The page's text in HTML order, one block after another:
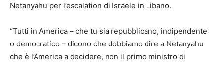
Netanyahu per l’escalation di Israele in Libano.
“Tutti in America – che tu sia repubblicano, indipendente
o democratico – dicono che dobbiamo dire a Netanyahu
che è l’America a decidere, non il primo ministro di